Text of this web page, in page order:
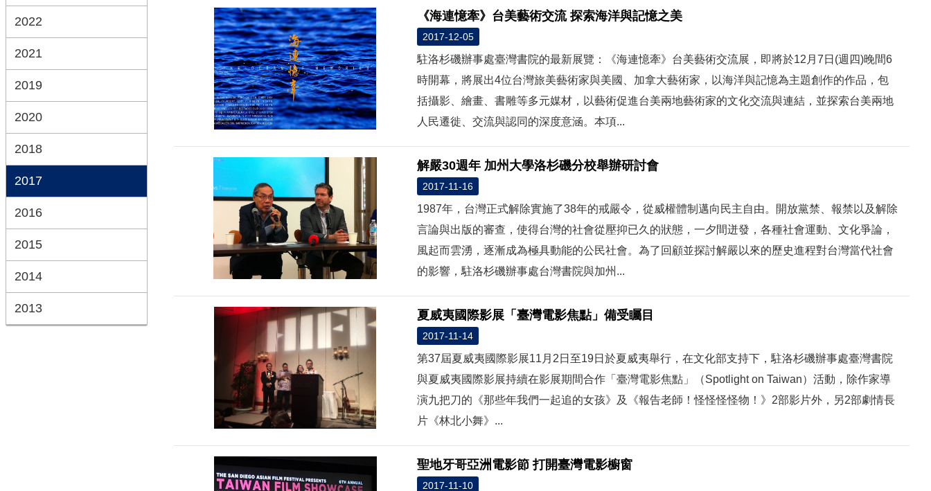
2022
2021
2019
2020
2018
2017
2016
2015
2014
2013
《海連憶牽》台美藝術交流 探索海洋與記憶之美
2017-12-05
駐洛杉磯辦事處臺灣書院的最新展覽：《海連憶牽》台美藝術交流展，即將於12月7日(週四)晚間6
時開幕，將展出4位台灣旅美藝術家與美國、加拿大藝術家，以海洋與記憶為主題創作的作品，包
括攝影、繪畫、書雕等多元媒材，以藝術促進台美兩地藝術家的文化交流與連結，並探索台美兩地
人民遷徙、交流與認同的深度意涵。本項...
解嚴30週年 加州大學洛杉磯分校舉辦研討會
2017-11-16
1987年，台灣正式解除實施了38年的戒嚴令，從威權體制邁向民主自由。開放黨禁、報禁以及解除
言論與出版的審查，使得台灣的社會從壓抑已久的狀態，一夕間迸發，各種社會運動、文化爭論，
風起而雲湧，逐漸成為極具動能的公民社會。為了回顧並探討解嚴以來的歷史進程對台灣當代社會
的影響，駐洛杉磯辦事處台灣書院與加州...
夏威夷國際影展「臺灣電影焦點」備受矚目
2017-11-14
第37屆夏威夷國際影展11月2日至19日於夏威夷舉行，在文化部支持下，駐洛杉磯辦事處臺灣書院
與夏威夷國際影展持續在影展期間合作「臺灣電影焦點」（Spotlight on Taiwan）活動，除作家導
演九把刀的《那些年我們一起追的女孩》及《報告老師！怪怪怪怪物！》2部影片外，另2部劇情長
片《林北小舞》...
聖地牙哥亞洲電影節 打開臺灣電影櫥窗
2017-11-10